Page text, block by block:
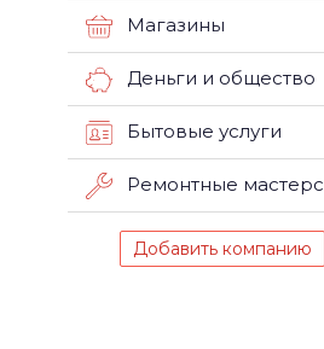
Магазины
Деньги и общество
Бытовые услуги
Ремонтные
Добавить компанию